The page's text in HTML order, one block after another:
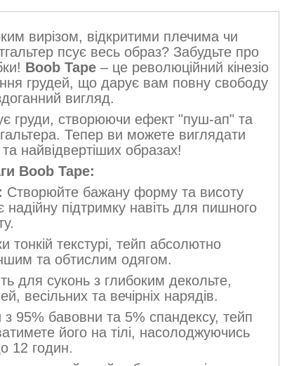
вирізом, відкритими плечима чи
псує весь образ? Забудьте про
Boob Tape– це революційний кінезіо
грудей, що дарує вам повну свободу
вигляд.
груди, створюючи ефект "пуш-ап" та
Тепер ви можете виглядати
найвідвертіших образах!
Boob Tape:
Створюйте бажану форму та висоту
надійну підтримку навіть для пишного
тонкій текстурі, тейп абсолютно
та обтислим одягом.
для суконь з глибоким декольте,
весільних та вечірніх нарядів.
з 95% бавовни та 5% спандексу, тейп
його на тілі, насолоджуючись
12 годин.